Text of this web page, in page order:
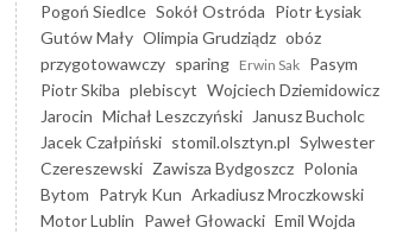
Pogoń Siedlce Sokół Ostróda Piotr Łysiak
Gutów Mały Olimpia Grudziądz obóz
przygotowawczy sparing Erwin Sak Pasym
Piotr Skiba plebiscyt Wojciech Dziemidowicz
Jarocin Michał Leszczyński
Janusz Bucholc
Jacek Czałpiński stomil.olsztyn.pl Sylwester
Czereszewski Zawisza Bydgoszcz Polonia
Bytom Patryk Kun Arkadiusz Mroczkowski
Motor Lublin Paweł Głowacki Emil Wojda